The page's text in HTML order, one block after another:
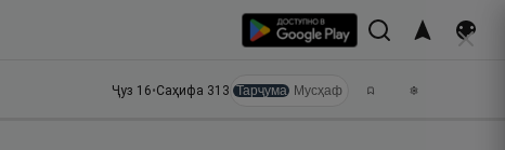
Ҷуз 16•Саҳифа 313 Тарҷума Мусҳаф